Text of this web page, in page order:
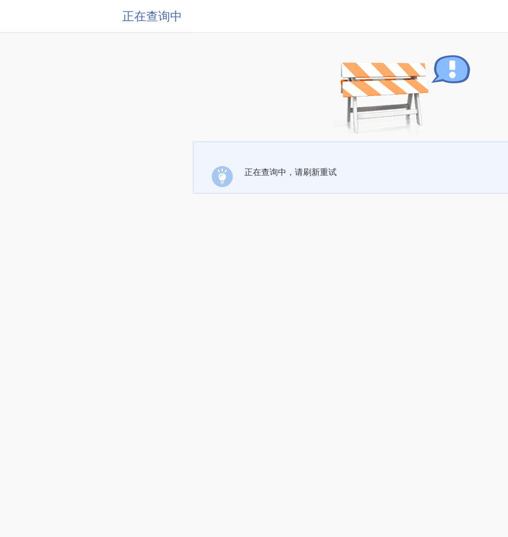
正在查询中
正在查询中，请刷新重试